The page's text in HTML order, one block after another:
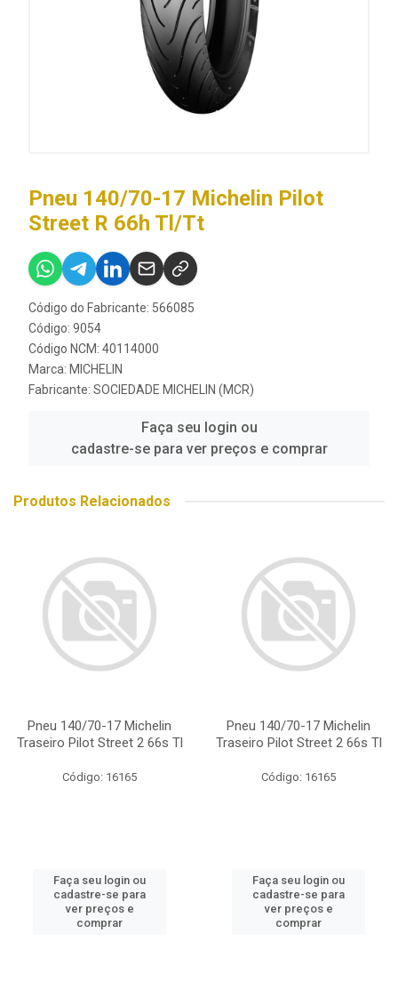
Pneu 140/70-17 Michelin Pilot
Street R 66h Tl/Tt
Código do Fabricante: 566085
Código: 9054
Código NCM: 40114000
Marca: MICHELIN
Fabricante: SOCIEDADE MICHELIN (MCR)
Faça seu login ou
cadastre-se para ver preços e comprar
Produtos Relacionados
Pneu 140/70-17 Michelin
Traseiro Pilot Street 2 66s Tl
Código: 16165
Faça seu login ou
cadastre-se para
ver preços e
comprar
Pneu 140/70-17 Michelin
Traseiro Pilot Street 2 66s Tl
Código: 16165
Faça seu login ou
cadastre-se para
ver preços e
comprar